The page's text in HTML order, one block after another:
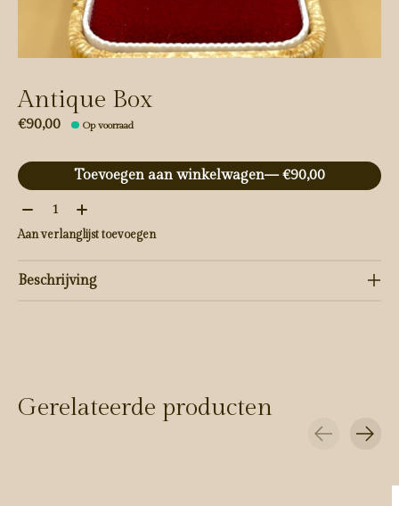
Antique Box
€90,00 Op voorraad
Toevoegen aan winkelwagen
— €90,00
Aantal:
Aan verlanglijst toevoegen
Beschrijving
Gerelateerde producten